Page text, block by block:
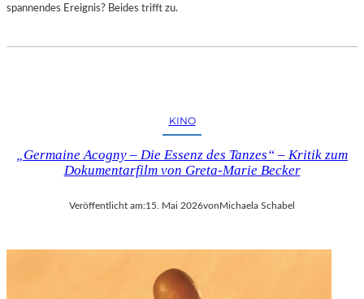
spannendes Ereignis? Beides trifft zu.
KINO
„Germaine Acogny – Die Essenz des Tanzes“ – Kritik zum
Dokumentarfilm von Greta-Marie Becker
Veröffentlicht am:15. Mai 2026von Michaela Schabel